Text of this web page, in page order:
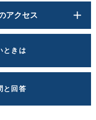
アクセス
ときは
と回答